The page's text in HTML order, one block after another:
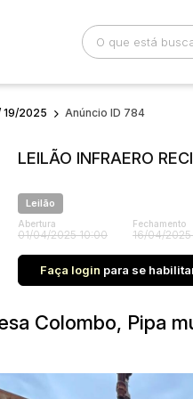
Categoria
19/2025 Anúncio ID 784
LEILÃO INFRAERO
Leilão
Abertura
01/04/2025 10:00
Fechamento
16/04/2025
Faça login para se
Colombo, Pipa